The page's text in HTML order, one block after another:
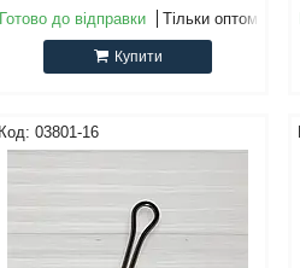
Готово до відправки Тільки оптом
Купити
03801-16